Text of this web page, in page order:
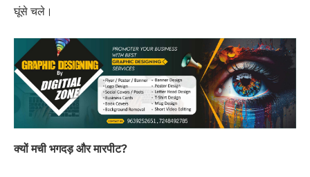
घूंसे चले।
क्यों मची भगदड़ और मारपीट?